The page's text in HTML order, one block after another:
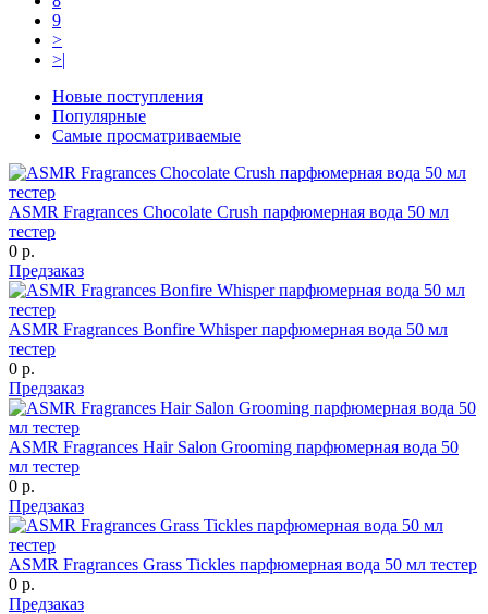
9
>
>|
Новые поступления
Популярные
Самые просматриваемые
ASMR Fragrances Chocolate Crush парфюмерная вода 50 мл
тестер
0 р.
Предзаказ
ASMR Fragrances Bonfire Whisper парфюмерная вода 50 мл
тестер
0 р.
Предзаказ
ASMR Fragrances Hair Salon Grooming парфюмерная вода 50
мл тестер
0 р.
Предзаказ
ASMR Fragrances Grass Tickles парфюмерная вода 50 мл тестер
0 р.
Предзаказ